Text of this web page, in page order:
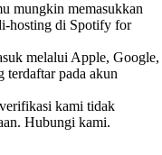
mungkin memasukkan
hosting di Spotify for
melalui Apple, Google,
terdaftar pada akun
kami tidak
Hubungi kami.